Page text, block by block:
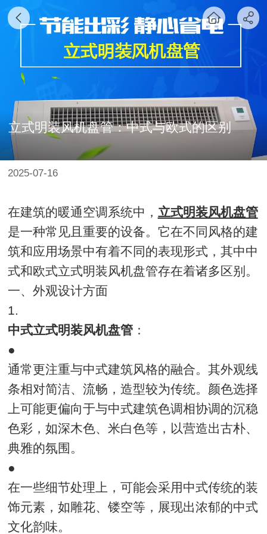
立式明装风机盘管：中式与欧式的区别
2025-07-16
在建筑的暖通空调系统中， 立式明装风机盘管
是一种常见且重要的设备。它在不同风格的建
筑和应用场景中有着不同的表现形式，其中中
式和欧式立式明装风机盘管存在着诸多区别。
一、外观设计方面
1.
中式立式明装风机盘管：
●
通常更注重与中式建筑风格的融合。其外观线
条相对简洁、流畅，造型较为传统。颜色选择
上可能更偏向于与中式建筑色调相协调的沉稳
色彩，如深木色、米白色等，以营造出古朴、
典雅的氛围。
●
在一些细节处理上，可能会采用中式传统的装
饰元素，如雕花、镂空等，展现出浓郁的中式
文化韵味。